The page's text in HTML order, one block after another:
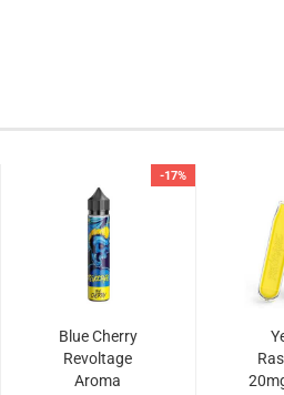
-17%
Blue Cherry
Revoltage
Aroma